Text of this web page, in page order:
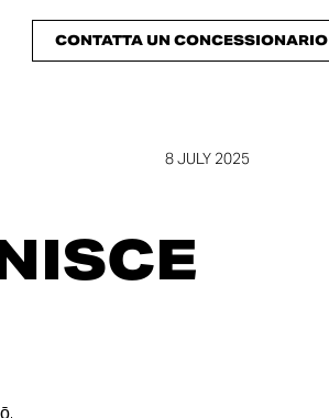
CONTATTA UN CONCESSIONARIO
8 JULY 2025